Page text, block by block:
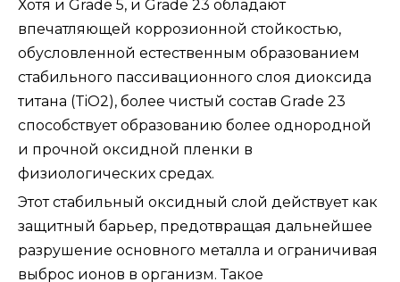
Хотя и Grade 5, и Grade 23 обладают
впечатляющей коррозионной стойкостью,
обусловленной естественным образованием
стабильного пассивационного слоя диоксида
титана (TiO2), более чистый состав Grade 23
способствует образованию более однородной
и прочной оксидной пленки в
физиологических средах.
Этот стабильный оксидный слой действует как
защитный барьер, предотвращая дальнейшее
разрушение основного металла и ограничивая
выброс ионов в организм. Такое